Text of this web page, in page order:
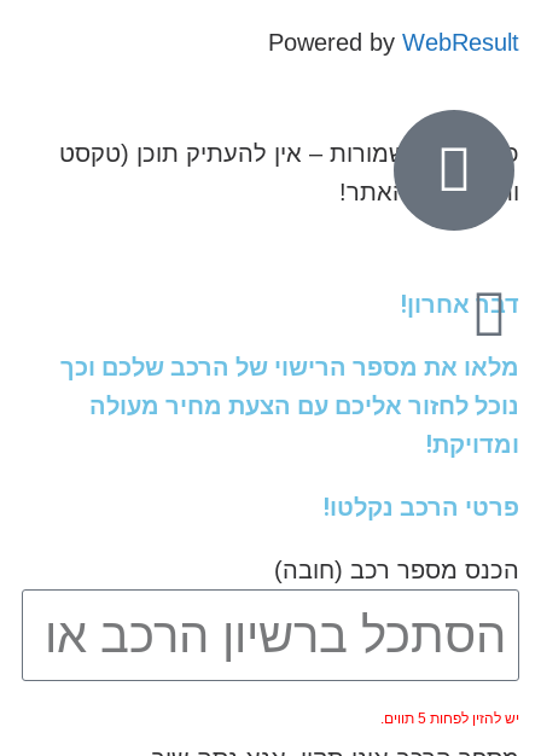
Powered byWebResult
כל הזכויות שמורות – אין להעתיק תוכן (טקסט
ותמונות) מהאתר!
דבר אחרון!
מלאו את מספר הרישוי של הרכב שלכם וכך
נוכל לחזור אליכם עם הצעת מחיר מעולה
ומדויקת!
פרטי הרכב נקלטו!
הכנס מספר רכב (חובה)
יש להזין לפחות 5 תווים.